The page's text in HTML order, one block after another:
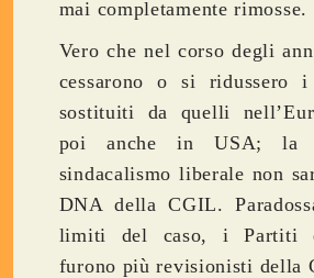
mai completamente rimosse.
Vero che nel corso degli
cessarono o si ridussero
sostituiti da quelli
poi anche in USA; la
sindacalismo liberale non
DNA della CGIL.
limiti del caso, i Partiti
furono più revisionisti della